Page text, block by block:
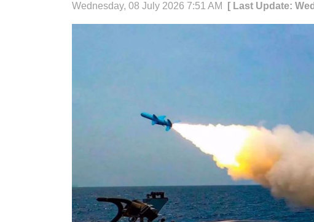
Wednesday, 08 July 2026 7:51 AM [ Last Update: